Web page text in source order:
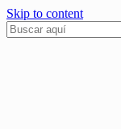
Skip to content